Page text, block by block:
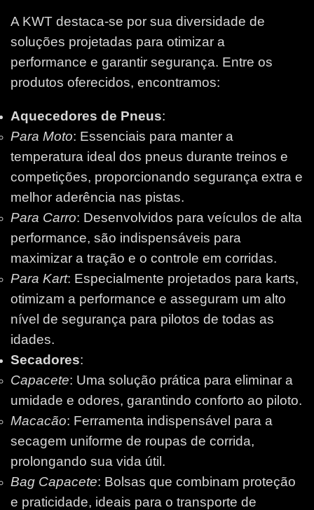
A KWT destaca-se por sua diversidade de
soluções projetadas para otimizar a
performance e garantir segurança. Entre os
produtos oferecidos, encontramos:
Aquecedores de Pneus:
Para Moto: Essenciais para manter a
temperatura ideal dos pneus durante treinos e
competições, proporcionando segurança extra e
melhor aderência nas pistas.
Para Carro: Desenvolvidos para veículos de alta
performance, são indispensáveis para
maximizar a tração e o controle em corridas.
Para Kart: Especialmente projetados para karts,
otimizam a performance e asseguram um alto
nível de segurança para pilotos de todas as
idades.
Secadores:
Capacete: Uma solução prática para eliminar a
umidade e odores, garantindo conforto ao piloto.
Macacão: Ferramenta indispensável para a
secagem uniforme de roupas de corrida,
prolongando sua vida útil.
Bag Capacete: Bolsas que combinam proteção
e praticidade, ideais para o transporte de